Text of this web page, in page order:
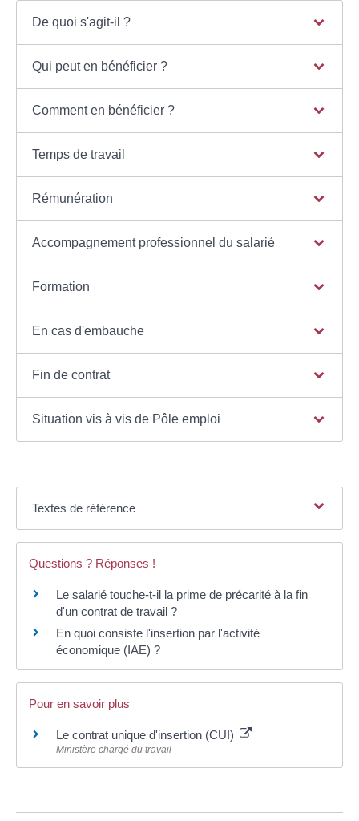
De quoi s'agit-il ?
Qui peut en bénéficier ?
Comment en bénéficier ?
Temps de travail
Rémunération
Accompagnement professionnel du salarié
Formation
En cas d'embauche
Fin de contrat
Situation vis à vis de Pôle emploi
Textes de référence
Questions ? Réponses !
Le salarié touche-t-il la prime de précarité à la fin
d'un contrat de travail ?
En quoi consiste l'insertion par l'activité
économique (IAE) ?
Pour en savoir plus
Le contrat unique d'insertion (CUI)
Ministère chargé du travail